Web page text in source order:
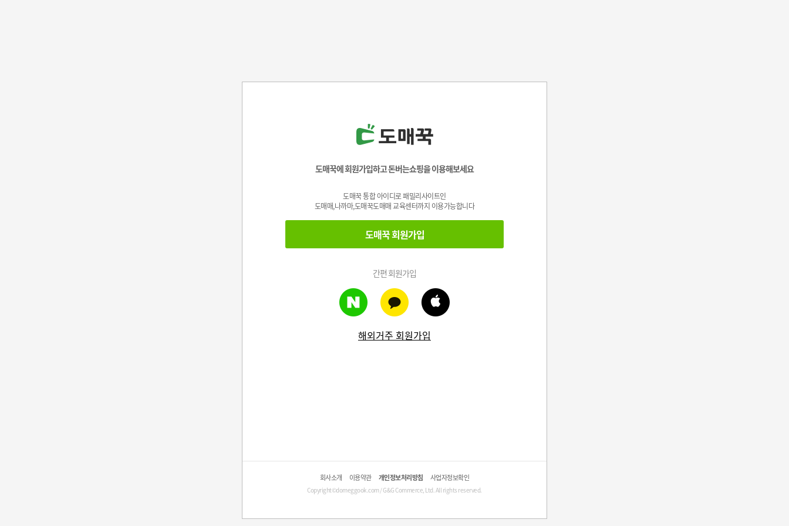
도매꾹에 회원가입하고 돈버는쇼핑을 이용해보세요
도매꾹 통합 아이디로 패밀리사이트인
도매매,나까마,도매꾹도매매 교육센터까지 이용가능합니다
도매꾹 회원가입
간편 회원가입
해외거주 회원가입
회사소개 이용약관 개인정보처리방침 사업자정보확인
Copyright©domeggook.com / G&G Commerce, Ltd. All rights reserved.